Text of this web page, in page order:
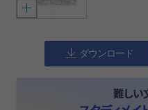
ダウンロード